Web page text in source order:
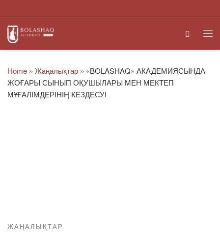
Search
Home » Жаңалықтар » «BOLASHAQ» АКАДЕМИЯСЫНДА
ЖОҒАРЫ СЫНЫП ОҚУШЫЛАРЫ МЕН МЕКТЕП
МҰҒАЛІМДЕРІНІҢ КЕЗДЕСУІ
ЖАҢАЛЫҚТАР